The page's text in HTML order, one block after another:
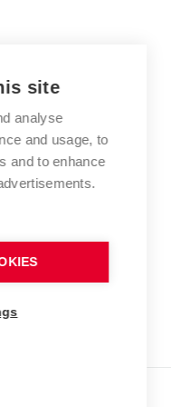
and students
Technology
site
analyse
and usage, to
and to enhance